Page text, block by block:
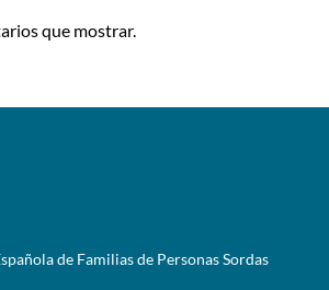
que mostrar.
de Familias de Personas Sordas